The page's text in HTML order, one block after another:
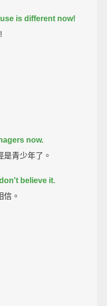
is different now!
now.
是青少年了。
believe it.
信。